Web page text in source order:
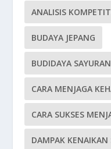
ANALISIS
BUDAYA JEPANG
BUDIDAYA
CARA MENJAGA
CARA SUKSES
DAMPAK KENAIKAN